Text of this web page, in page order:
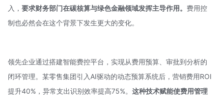
入， 要求财务部门在碳核算与绿色金融领域发挥主导作用。 费用控
制也必然会在这个背景下发生更大的变化。
领先企业通过搭建智能费控平台，实现从费用预算、审批到分析的
闭环管理。某零售集团引入AI驱动的动态预算系统后，营销费用ROI
提升40%，异常支出识别效率提高75%。 这种技术赋能使费用管理